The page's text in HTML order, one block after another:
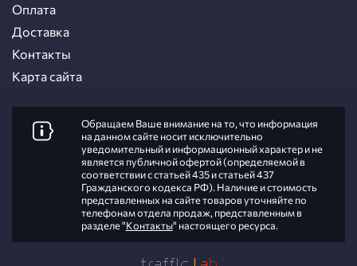
Оплата
Доставка
Контакты
Карта сайта
Обращаем Ваше внимание на то, что информация
на данном сайте носит исключительно
уведомительный и информационный характер и не
является публичной офертой (определяемой в
соответствии с статьей 435 и статьей 437
Гражданского кодекса РФ). Наличие и стоимость
представленных на сайте товаров уточняйте по
телефонам отдела продаж, представленным в
разделе "Контакты" настоящего ресурса.